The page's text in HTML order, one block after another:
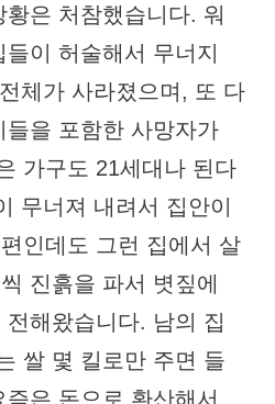
은 처참했습니다. 워
이 허술해서 무너지
체가 사라졌으며, 또 다
을 포함한 사망자가
가구도 21세대나 된다
무너져 내려서 집안이
인데도 그런 집에서 살
진흙을 파서 볏짚에
해왔습니다. 남의 집
쌀 몇 킬로만 주면 들
은 돈으로 환산해서